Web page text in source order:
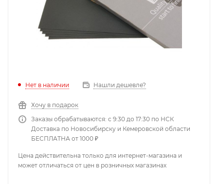
Нет в наличии Нашли дешевле?
Хочу в подарок
Заказы обрабатываются: с 9:30 до 17:30 по НСК
Доставка по Новосибирску и Кемеровской области
БЕСПЛАТНА от 1000 ₽
Цена действительна только для интернет-магазина и
может отличаться от цен в розничных магазинах